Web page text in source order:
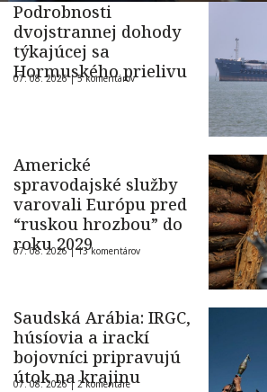
Podrobnosti
dvojstrannej dohody
týkajúcej sa
Hormuského prielivu
07. 08. 2026 |5 komentárov
Americké
spravodajské služby
varovali Európu pred
“ruskou hrozbou” do
roku 2029
07. 08. 2026 |13 komentárov
Saudská Arábia: IRGC,
húsíovia a irackí
bojovníci pripravujú
útok na krajinu
07. 08. 2026 |2 komentáre